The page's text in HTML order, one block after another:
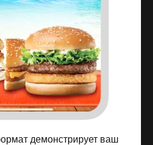
демонстрирует ваш